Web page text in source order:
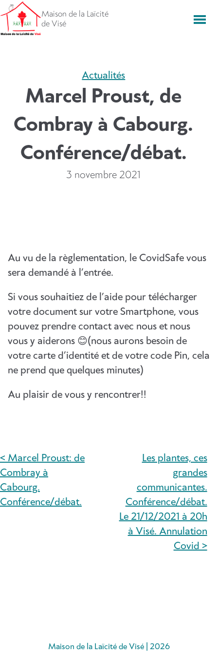
Aller
directement
vers
Maison de la Laïcité
de Visé
Actualités
Marcel Proust, de
Combray à Cabourg.
Conférence/débat.
3 novembre 2021
Au vu de la règlementation, le CovidSafe vous
sera demandé à l’entrée.
Si vous souhaitiez de l’aide pour télécharger
votre document sur votre Smartphone, vous
pouvez prendre contact avec nous et nous
vous y aiderons 😊(nous aurons besoin de
votre carte d’identité et de votre code Pin, cela
ne prend que quelques minutes)
Au plaisir de vous y rencontrer!!
NAVIGATION
DE
L’ARTICLE
< Marcel Proust: de
Combray à
Cabourg.
Conférence/débat.
Les plantes, ces
grandes
communicantes.
Conférence/débat.
Le 21/12/2021 à 20h
à Visé. Annulation
Covid >
Maison de la Laïcité de Visé | 2026